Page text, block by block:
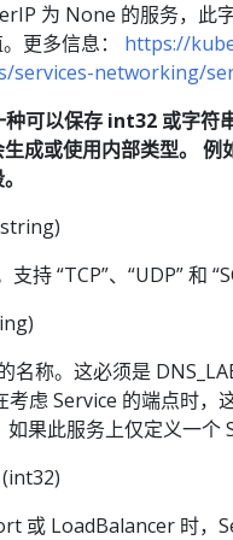
为 None 的服务，此
更多信息： https://
services-networking/
可以保存 int32 或字符
成或使用内部类型。
持 “TCP”、“UDP” 和
名称。这必须是
考虑 Service 的端点时
如果此服务上仅定义一个
(int32)
或 LoadBalancer 时，